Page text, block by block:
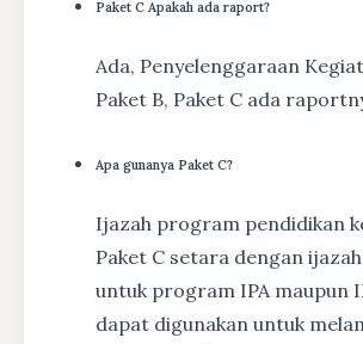
Paket C Apakah ada raport?
Ada, Penyelenggaraan
Paket B, Paket C ada
Apa gunanya Paket C?
Ijazah program pendidikan
Paket C setara dengan ijazah
untuk program IPA maupun
dapat digunakan untuk